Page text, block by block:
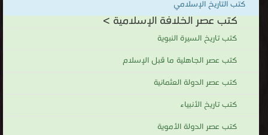
يشترط أن يكون الإمام حاكماً. لا يطبق الآن نظام الخلافة منذ سقوط
السلطان العثماني عام 1924م.
كتب عصر الخلافة الإسلامية
كتب التاريخ الإسلامي
كتب عصر الخلافة الإسلامية >
كتب تاريخ السيرة النبوية
كتب عصر الجاهلية ما قبل الإسلام
كتب عصر الدولة العثمانية
كتب تاريخ الأنبياء
كتب عصر الدولة الأموية